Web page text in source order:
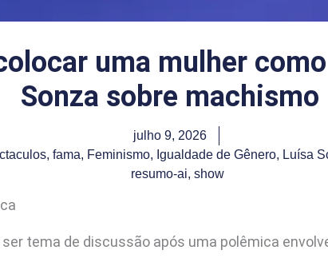
uma mulher
Sonza sobre machismo
julho 9, 2026
, fama, Feminismo, Igualdade de Gênero, Luísa
resumo-ai, show
tema de discussão após uma polêmica